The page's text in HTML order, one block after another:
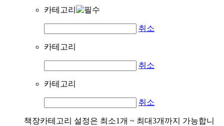
카테고리
취소
카테고리
취소
카테고리
취소
책장카테고리 설정은 최소1개 ~ 최대3개까지 가능합니